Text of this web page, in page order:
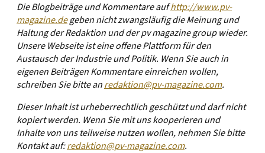
Die Blogbeiträge und Kommentare aufhttp://www.pv-
magazine.degeben nicht zwangsläufig die Meinung und
Haltung der Redaktion und der pv magazine group wieder.
Unsere Webseite ist eine offene Plattform für den
Austausch der Industrie und Politik. Wenn Sie auch in
eigenen Beiträgen Kommentare einreichen wollen,
schreiben Sie bitte anredaktion@pv-magazine.com.
Dieser Inhalt ist urheberrechtlich geschützt und darf nicht
kopiert werden. Wenn Sie mit uns kooperieren und
Inhalte von uns teilweise nutzen wollen, nehmen Sie bitte
Kontakt auf:redaktion@pv-magazine.com.